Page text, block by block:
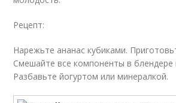
Рецепт:
Нарежьте ананас кубиками.
Смешайте все компоненты в блендере
Разбавьте йогуртом или минералкой.